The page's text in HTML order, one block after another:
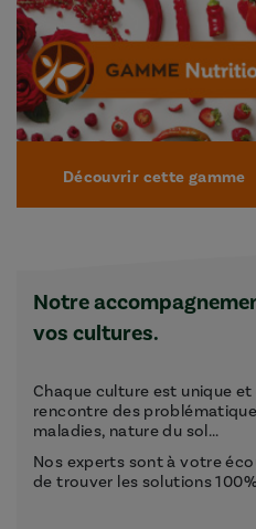
Découvrir cette gamme
Notre
vos cultures.
Chaque culture est unique
rencontre des
maladies, nature du sol...
Nos experts sont à votre
de trouver les solutions